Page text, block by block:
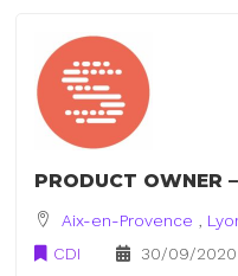
PRODUCT OWNER
Aix-en-Provence ,
CDI
30/09/2020